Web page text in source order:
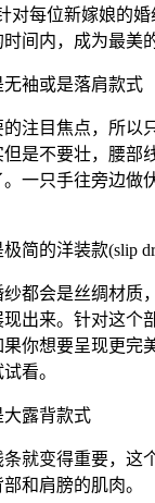
对每位新嫁娘的
间内，成为最美
袖或是落肩款式
目焦点，所以
是不要壮，腰部
一只手往旁边做
的洋装款(slip
会是丝绸材质
出来。针对这个
你想要呈现更完
看。
露背款式
变得重要，这个
和肩膀的肌肉。